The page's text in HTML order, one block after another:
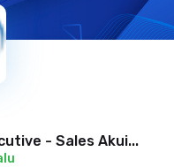
- Sales Akui...